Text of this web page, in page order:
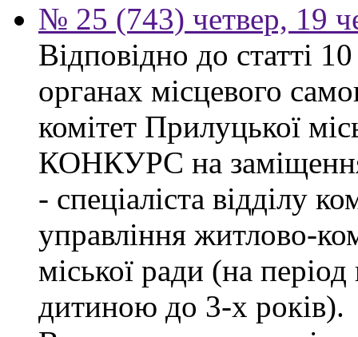
№ 25 (743) четвер, 19
Відповідно до статті
органах місцевого
комітет Прилуцької
КОНКУРС на
- спеціаліста відділу
управління житлово-
міської ради (на
дитиною до 3-х років).